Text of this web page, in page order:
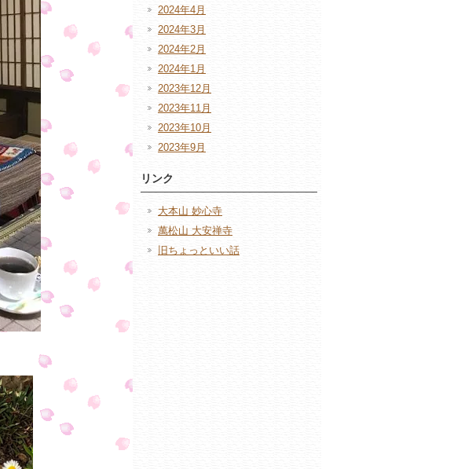
2024年4月
2024年3月
2024年2月
2024年1月
2023年12月
2023年11月
2023年10月
2023年9月
リンク
大本山 妙心寺
萬松山 大安禅寺
旧ちょっといい話